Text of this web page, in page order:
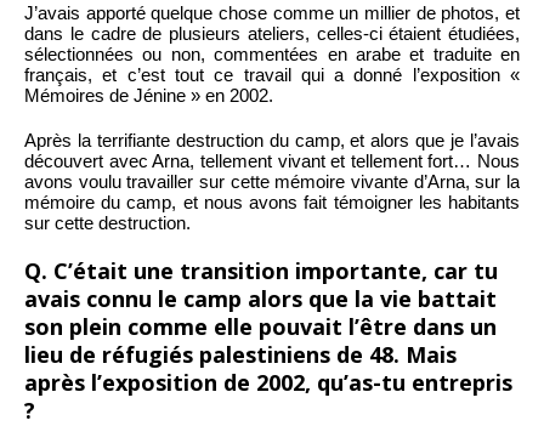
J’avais apporté quelque chose comme un millier de photos, et
dans le cadre de plusieurs ateliers, celles-ci étaient étudiées,
sélectionnées ou non, commentées en arabe et traduite en
français, et c’est tout ce travail qui a donné l’exposition «
Mémoires de Jénine » en 2002.
Après la terrifiante destruction du camp, et alors que je l’avais
découvert avec Arna, tellement vivant et tellement fort… Nous
avons voulu travailler sur cette mémoire vivante d’Arna, sur la
mémoire du camp, et nous avons fait témoigner les habitants
sur cette destruction.
Q. C’était une transition importante, car tu
avais connu le camp alors que la vie battait
son plein comme elle pouvait l’être dans un
lieu de réfugiés palestiniens de 48. Mais
après l’exposition de 2002, qu’as-tu entrepris
?